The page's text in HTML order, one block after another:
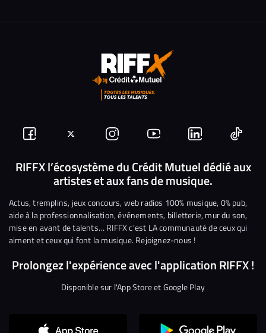
Suivez-
nous
Facebook
Suivez-
nous
sur
Twitter
Nous
rejoindre
sur
Instagram
Nous
rejoindre
sur
YouTube
Nous
rejoindre
sur
Linkedin
Nous
RIFFX l’écosystème du Crédit Mutuel dédié aux
artistes et aux fans de musique.
Actus, tremplins, jeux concours, web radios 100% musique, 0% pub,
aide à la professionnalisation, événements, billetterie, mur du son,
mise en avant de talents… RIFFX c’est LA communauté de ceux qui
aiment et ceux qui font la musique. Rejoignez-nous !
Prolongez l'expérience avec l'application RIFFX !
Disponible sur l'App Store et Google Play